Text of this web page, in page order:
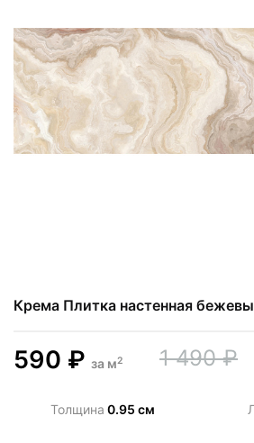
Крема Плитка настенная
590 ₽ за м2 1 490 ₽
Толщина 0.95 см